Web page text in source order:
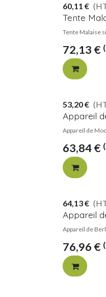
Tente
Tente Malaise
72,13 €
60,11 €
Appareil
Appareil de
63,84€
53,20€
Appareil
Appareil de
76,96 €
64,13€